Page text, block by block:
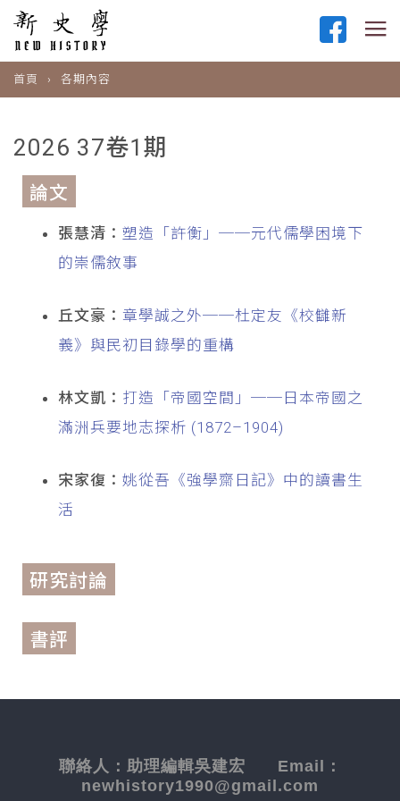
首頁 各期內容
2026 37卷1期
論文
張慧清： 塑造「許衡」──元代儒學困境下
的崇儒敘事
丘文豪： 章學誠之外──杜定友《校讎新
義》與民初目錄學的重構
林文凱： 打造「帝國空間」──日本帝國之
滿洲兵要地志探析 (1872–1904)
宋家復： 姚從吾《強學齋日記》中的讀書生
活
研究討論
書評
聯絡人： 助理編輯吳建宏 Email：
newhistory1990@gmail.com